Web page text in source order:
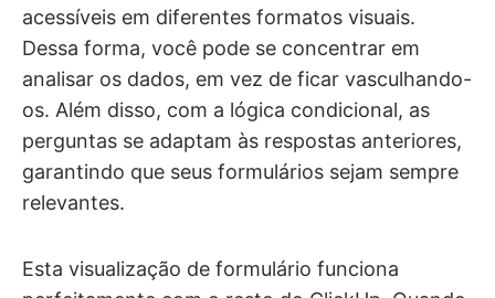
acessíveis em diferentes formatos visuais.
Dessa forma, você pode se concentrar em
analisar os dados, em vez de ficar vasculhando-
os. Além disso, com a lógica condicional, as
perguntas se adaptam às respostas anteriores,
garantindo que seus formulários sejam sempre
relevantes.
Esta visualização de formulário funciona